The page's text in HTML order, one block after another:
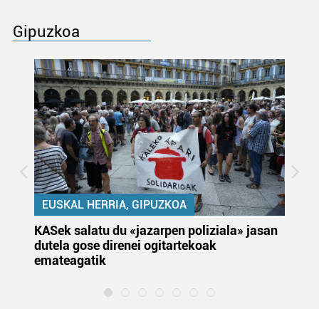
Gipuzkoa
EUSKAL HERRIA, GIPUZKOA
KASek salatu du «jazarpen poliziala» jasan
dutela gose direnei ogitartekoak
emateagatik